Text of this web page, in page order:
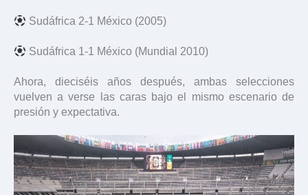
Sudáfrica 2-1 México (2005)
Sudáfrica 1-1 México (Mundial 2010)
Ahora, dieciséis años después, ambas selecciones
vuelven a verse las caras bajo el mismo escenario de
presión y expectativa.